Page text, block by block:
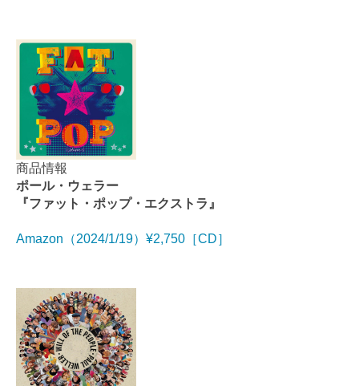
商品情報
ポール・ウェラー
『ファット・ポップ・エクストラ』
Amazon（2024/1/19）¥2,750［CD］